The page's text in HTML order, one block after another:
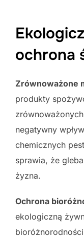
ochrona
Zrównoważone
produkty
negatywny
chemicznych
sprawia, że
żyzna.
Ochrona
ekologiczną